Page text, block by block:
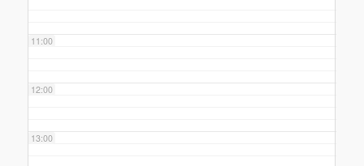
11:00
12:00
13:00